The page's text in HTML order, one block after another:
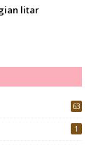
litar
63
1